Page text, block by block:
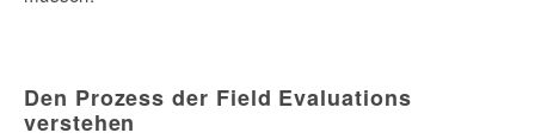
Den Prozess der Field Evaluations
verstehen